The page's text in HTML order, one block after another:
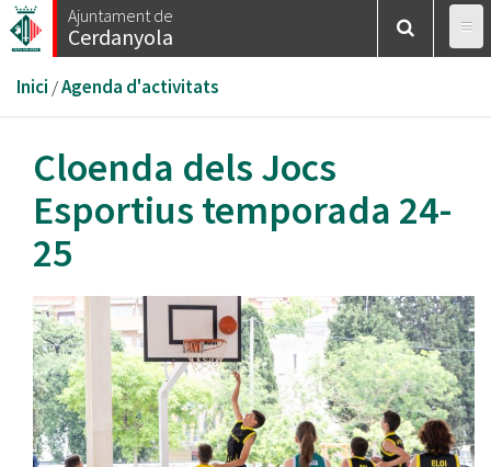
Vés
al
Ajuntament de
Cerdanyola
Esteu
aquí
Inici /Agenda d'activitats
Cloenda dels Jocs
Esportius temporada 24-
25